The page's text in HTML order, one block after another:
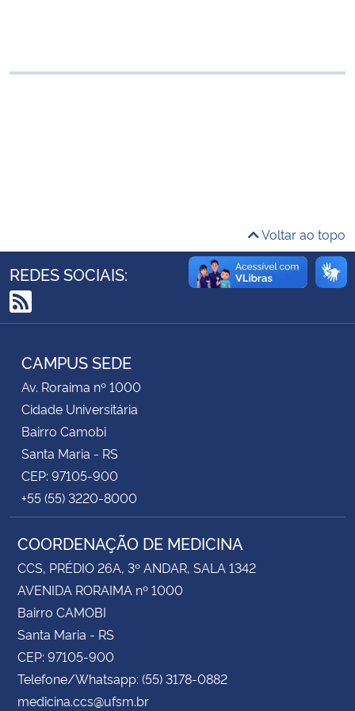
Controladoria-Geral da União
Secretaria-Geral
Secretaria de Governo
Gabinete de Segurança Institucional
Advocacia-Geral da União
Banco Central do Brasil
Voltar ao topo
REDES SOCIAIS:
RSS
CAMPUS SEDE
Av. Roraima nº 1000
Cidade Universitária
Bairro Camobi
Santa Maria - RS
CEP: 97105-900
+55 (55) 3220-8000
COORDENAÇÃO DE MEDICINA
CCS, PRÉDIO 26A, 3º ANDAR, SALA 1342
AVENIDA RORAIMA nº 1000
Bairro CAMOBI
Santa Maria - RS
CEP: 97105-900
Telefone/Whatsapp: (55) 3178-0882
medicina.ccs@ufsm.br